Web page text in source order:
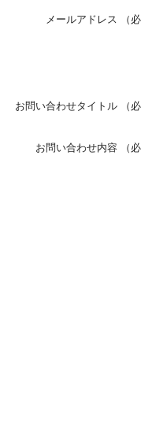
メールアドレス （
お問い合わせタイトル （
お問い合わせ内容 （